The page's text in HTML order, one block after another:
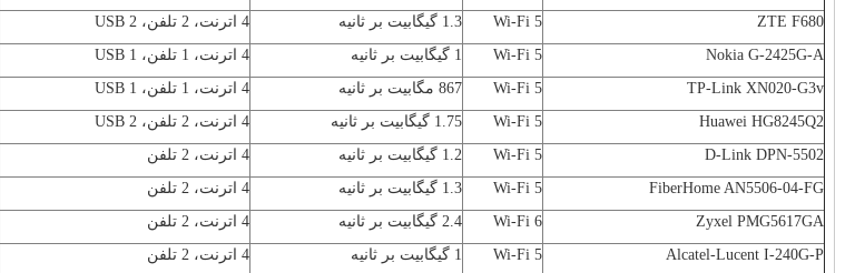
ZTE F680
Wi-Fi 5 1.3 گیگابیت بر ثانیه 4 اترنت، 2 تلفن، 2 USB
Nokia G-2425G-A
Wi-Fi 5 1 گیگابیت بر ثانیه 4 اترنت، 1 تلفن، 1 USB
TP-Link XN020-G3v
Wi-Fi 5 867 مگابیت بر ثانیه 4 اترنت، 1 تلفن، 1 USB
Huawei HG8245Q2
Wi-Fi 5 1.75 گیگابیت بر ثانیه 4 اترنت، 2 تلفن، 2 USB
D-Link DPN-5502
Wi-Fi 5 1.2 گیگابیت بر ثانیه 4 اترنت، 2 تلفن
FiberHome AN5506-04-FG
Wi-Fi 5 1.3 گیگابیت بر ثانیه 4 اترنت، 2 تلفن
Zyxel PMG5617GA
Wi-Fi 6 2.4 گیگابیت بر ثانیه 4 اترنت، 2 تلفن
Alcatel-Lucent I-240G-P
Wi-Fi 5 1 گیگابیت بر ثانیه 4 اترنت، 2 تلفن